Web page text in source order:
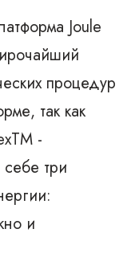
Joule
процедур
так как
-
три
и